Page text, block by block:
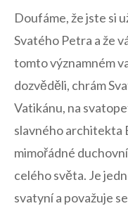
Doufáme, že ‌jste si
‌Svatého Petra a že‍
tomto významném
dozvěděli, chrám‍
Vatikánu,‍ na
slavného architekta
‌mimořádné
celého světa.​ Je
svatyní a ⁤považuje⁤